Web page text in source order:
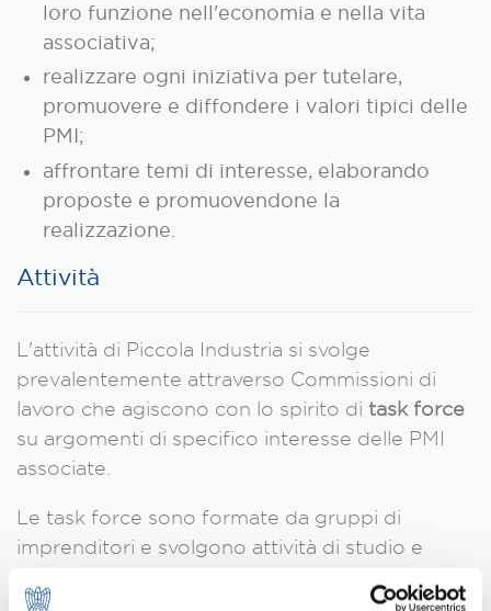
loro funzione nell'economia e nella vita
associativa;
realizzare ogni iniziativa per tutelare,
promuovere e diffondere i valori tipici delle
PMI;
affrontare temi di interesse, elaborando
proposte e promuovendone la
realizzazione.
Attività
L'attività di Piccola Industria si svolge
prevalentemente attraverso Commissioni di
lavoro che agiscono con lo spirito di task force
su argomenti di specifico interesse delle PMI
associate.
Le task force sono formate da gruppi di
imprenditori e svolgono attività di studio e
soluzioni migliori ai bisogni delle piccole